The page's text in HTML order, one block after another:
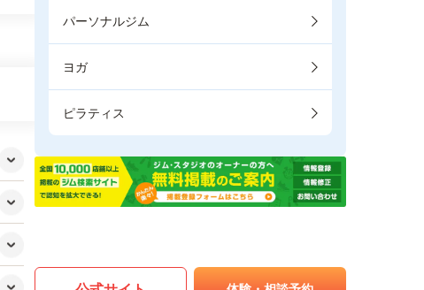
パーソナルジム
ヨガ
ピラティス